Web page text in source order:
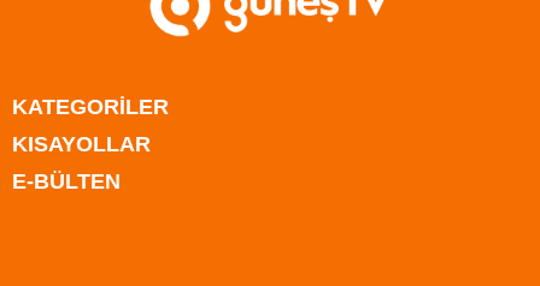
KATEGORİLER
Anasayfa
Kıbrıs
KISAYOLLAR
E-BÜLTEN